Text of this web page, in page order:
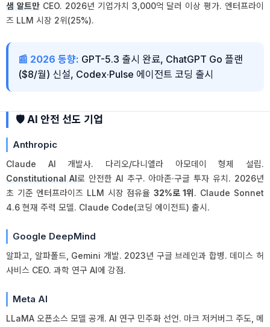
샘 알트만 CEO. 2026년 기업가치 3,000억 달러 이상 평가. 엔터프라이
즈 LLM 시장 2위(25%).
📰 2026 동향: GPT-5.3 출시 완료, ChatGPT Go 플랜
($8/월) 신설, Codex·Pulse 에이전트 코딩 출시
🛡️ AI 안전 선도 기업
Anthropic
Claude AI 개발사. 다리오/다니엘라 아모데이 형제 설립.
Constitutional AI로 안전한 AI 추구. 아마존·구글 투자 유치. 2026년
초 기준 엔터프라이즈 LLM 시장 점유율 32%로 1위 . Claude Sonnet
4.6 현재 주력 모델. Claude Code(코딩 에이전트) 출시.
Google DeepMind
알파고, 알파폴드, Gemini 개발. 2023년 구글 브레인과 합병. 데미스 허
사비스 CEO. 과학 연구 AI에 강점.
Meta AI
LLaMA 오픈소스 모델 공개. AI 연구 민주화 선언. 마크 저커버그 주도, 메